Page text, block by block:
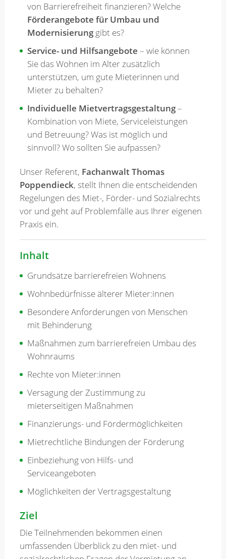
von Barrierefreiheit finanzieren? Welche
Förderangebote für Umbau und
Modernisierunggibt es?
Service- und Hilfsangebote – wie können
Sie das Wohnen im Alter zusätzlich
unterstützen, um gute Mieterinnen und
Mieter zu behalten?
Individuelle Mietvertragsgestaltung–
Kombination von Miete, Serviceleistungen
und Betreuung? Was ist möglich und
sinnvoll? Wo sollten Sie aufpassen?
Unser Referent, Fachanwalt Thomas
Poppendieck, stellt Ihnen die entscheidenden
Regelungen des Miet-, Förder- und Sozialrechts
vor und geht auf Problemfälle aus Ihrer eigenen
Praxis ein.
Inhalt
Grundsätze barrierefreien Wohnens
Wohnbedürfnisse älterer Mieter:innen
Besondere Anforderungen von Menschen
mit Behinderung
Maßnahmen zum barrierefreien Umbau des
Wohnraums
Rechte von Mieter:innen
Versagung der Zustimmung zu
mieterseitigen Maßnahmen
Finanzierungs- und Fördermöglichkeiten
Mietrechtliche Bindungen der Förderung
Einbeziehung von Hilfs- und
Serviceangeboten
Möglichkeiten der Vertragsgestaltung
Ziel
Die Teilnehmenden bekommen einen
umfassenden Überblick zu den miet- und